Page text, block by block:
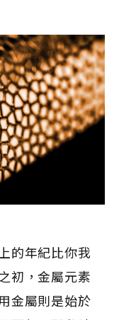
的年紀比你我
初，金屬元素
金屬則是始於